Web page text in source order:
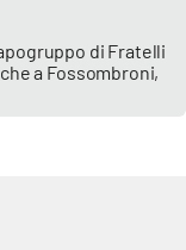
di Fratelli
a Fossombroni,